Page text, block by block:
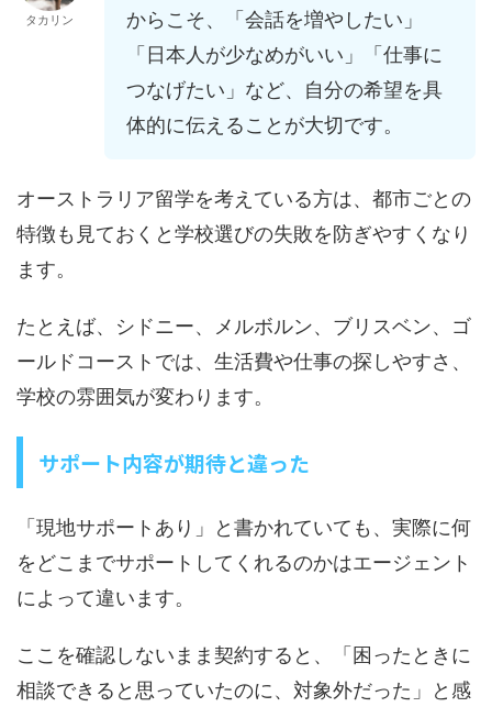
タカリン
からこそ、「会話を増やしたい」
「日本人が少なめがいい」「仕事に
つなげたい」など、自分の希望を具
体的に伝えることが大切です。
オーストラリア留学を考えている方は、都市ごとの
特徴も見ておくと学校選びの失敗を防ぎやすくなり
ます。
たとえば、シドニー、メルボルン、ブリスベン、ゴ
ールドコーストでは、生活費や仕事の探しやすさ、
学校の雰囲気が変わります。
サポート内容が期待と違った
「現地サポートあり」と書かれていても、実際に何
をどこまでサポートしてくれるのかはエージェント
によって違います。
ここを確認しないまま契約すると、「困ったときに
相談できると思っていたのに、対象外だった」と感